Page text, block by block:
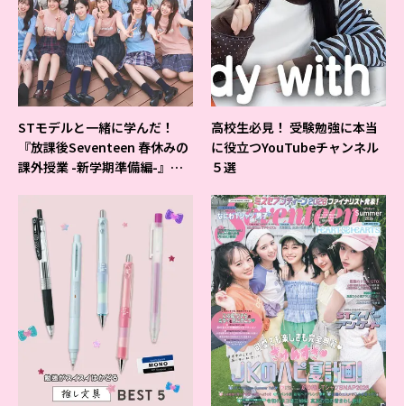
STモデルと一緒に学んだ！
『放課後Seventeen 春休みの
課外授業 -新学期準備編-』イ
高校生必見！ 受験勉強に本当
に役立つYouTubeチャンネル
５選